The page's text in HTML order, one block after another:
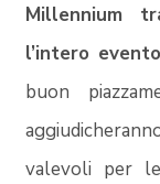
Millennium
l’intero
buon
valevoli per